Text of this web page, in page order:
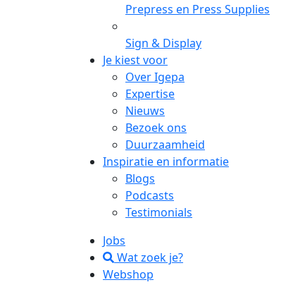
Prepress en Press Supplies
Sign & Display
Je kiest voor
Over Igepa
Expertise
Nieuws
Bezoek ons
Duurzaamheid
Inspiratie en informatie
Blogs
Podcasts
Testimonials
Jobs
Wat zoek je?
Webshop